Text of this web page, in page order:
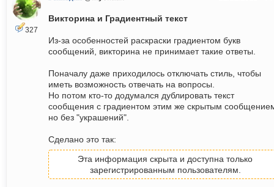
327
Викторина и Градиентный текст
Из-за особенностей раскраски градиентом букв
сообщений, викторина не принимает такие ответы.
Поначалу даже приходилось отключать стиль, чтобы
иметь возможность отвечать на вопросы.
Но потом кто-то додумался дублировать текст
сообщения с градиентом этим же скрытым
но без "украшений".
Сделано это так:
Эта информация скрыта и доступна только
зарегистрированным пользователям.